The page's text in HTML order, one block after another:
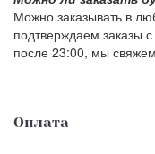
Можно заказывать в
подтверждаем заказы
после 23:00, мы
Оплата